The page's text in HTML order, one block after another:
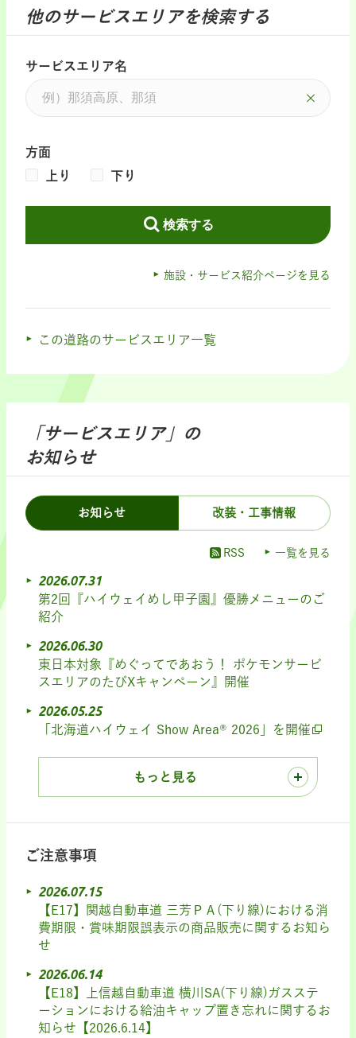
他のサービスエリアを検索する
サービスエリア名
方面
上り
下り
検索する
施設・サービス紹介ページを見る
この道路のサービスエリア一覧
「サービスエリア」の
お知らせ
お知らせ 改装・工事情報
RSS 一覧を見る
2026.07.31
第2回『ハイウェイめし甲子園』優勝メニューのご
紹介
2026.06.30
東日本対象『めぐってであおう！ ポケモンサービ
スエリアのたびXキャンペーン』開催
2026.05.25
「北海道ハイウェイ Show Area® 2026」を開催
もっと見る
ご注意事項
2026.07.15
【E17】関越自動車道 三芳ＰＡ(下り線)における消
費期限・賞味期限誤表示の商品販売に関するお知ら
せ
2026.06.14
【E18】上信越自動車道 横川SA(下り線)ガスステ
ーションにおける給油キャップ置き忘れに関するお
知らせ【2026.6.14】